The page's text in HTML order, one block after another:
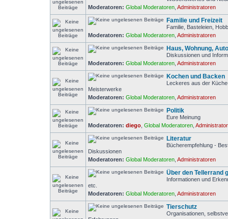
Moderatoren: Global Moderatoren Administratoren
Familie und Freizeit
Familie, Basteleien,
Moderatoren: Global Moderatoren Administratoren
Haus, Wohnung,
Diskussionen und
Moderatoren: Global Moderatoren Administratoren
Kochen und Backen
Leckeres aus der
Meisterwerke
Moderatoren: Global Moderatoren Administratoren
Politik
Eure Meinung
Moderatoren: diego Global Moderatoren
Literatur
Bücherempfehlung -
Diskussionen
Moderatoren: Global Moderatoren Administratoren
Über den Tellerrand
Informationen und
etc.
Moderatoren: Global Moderatoren Administratoren
Tierschutz
Organisationen,